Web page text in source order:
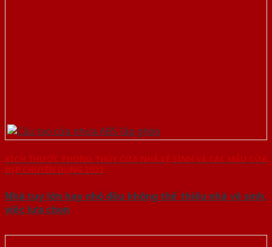
KÍCH THƯỚC PHONG THỦY CỬA NHÀ VỆ SINH VÀ CÁC MẪU CỬA
ĐẸP CHUYÊN DỤNG 2022
Nhà tuy lớn hay nhỏ đều không thể thiếu nhà vệ sinh,
việc lựa chọn